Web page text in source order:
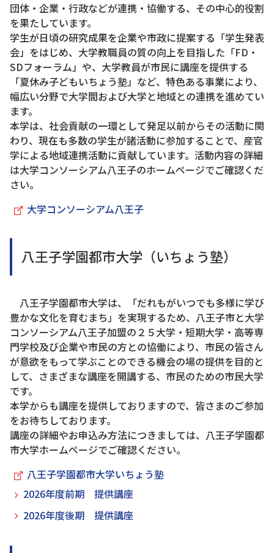
団体・企業・行政などが連携・協働する、その中心的役割
を果たしています。
学生が日頃の研究成果を企業や市政に提案する「学生発表
会」をはじめ、大学教職員の質の向上を目指した「FD・
SDフォーラム」や、大学教員が市民に講座を提供する
「夏休み子どもいちょう塾」など、特色ある事業により、
幅広い分野で大学間および大学と地域との連携を進めてい
ます。
本学は、社会貢献の一環として発足以前からその活動に関
わり、現在も多数の学生が諸活動に参加することで、産官
学による地域連携活動に貢献しています。活動内容の詳細
は大学コンソーシアム八王子のホームページでご確認くだ
さい。
大学コンソーシアム八王子
八王子学園都市大学（いちょう塾）
八王子学園都市大学は、「だれもがいつでも多様に学び
豊かな文化を育むまち」を実現するため、八王子市と大学
コンソーシアム八王子加盟の２５大学・短期大学・高等専
門学校及び企業や市民の方との協働により、市民の皆さん
が意欲をもって学ぶことのできる機会の場の提供を目的と
して、さまざまな講座を開講する、市民のための市民大学
です。
本学からも講座を提供しておりますので、皆さまのご参加
をお待ちしております。
講座の詳細やお申込み方法につきましては、八王子学園都
市大学ホームページでご確認ください。
八王子学園都市大学いちょう塾
2026年度前期 提供講座
2026年度後期 提供講座